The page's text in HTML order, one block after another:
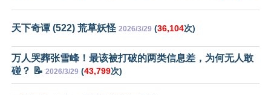
天下奇谭 (522) 荒草妖怪 2026/3/29 (36,104次)
万人哭葬张雪峰！最该被打破的两类信息差，为何无人敢
碰？ 📝 2026/3/29 (43,799次)